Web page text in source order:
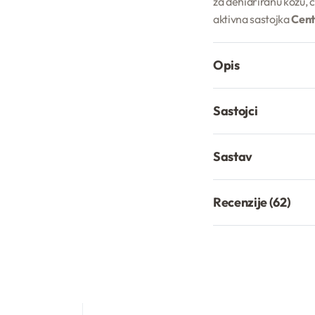
aktivna sastojka
Opis
Sastojci
Sastav
Recenzije (62)